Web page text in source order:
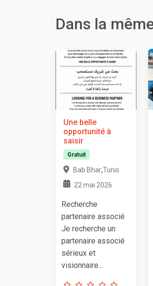
Dans la
Une belle
opportunité à
saisir
Gratuit
Bab Bhar,Tunis
22 mai 2026
Recherche
partenaire associé
Je recherche un
partenaire associé
sérieux et
visionnaire...